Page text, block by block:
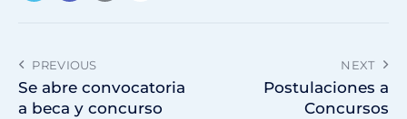
PREVIOUS
Se abre convocatoria
a beca y concurso
NEXT
Postulaciones a
Concursos